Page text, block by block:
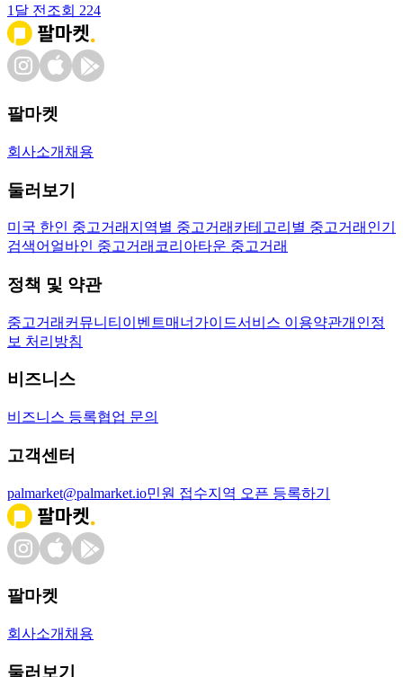
1달 전 조회 224
팔마켓
회사소개 채용
둘러보기
미국 한인 중고거래 지역별 중고거래 카테고리별 중고거래 인기
검색어 얼바인 중고거래 코리아타운 중고거래
정책 및 약관
중고거래 커뮤니티 이벤트매너가이드서비스 이용약관개인정
보 처리방침
비즈니스
비즈니스 등록협업 문의
고객센터
palmarket@palmarket.io민원 접수지역 오픈 등록하기
팔마켓
회사소개 채용
둘러보기